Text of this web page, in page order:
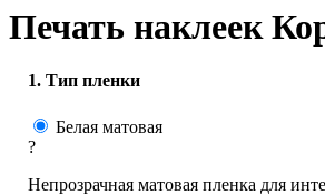
Печать наклеек
1. Тип пленки
Белая матовая
?
Непрозрачная матовая пленка для